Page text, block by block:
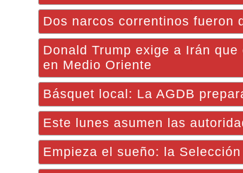
Dos narcos correntinos fueron
Donald Trump exige a Irán
en Medio Oriente
Básquet local: La AGDB
Este lunes asumen las
Empieza el sueño: la